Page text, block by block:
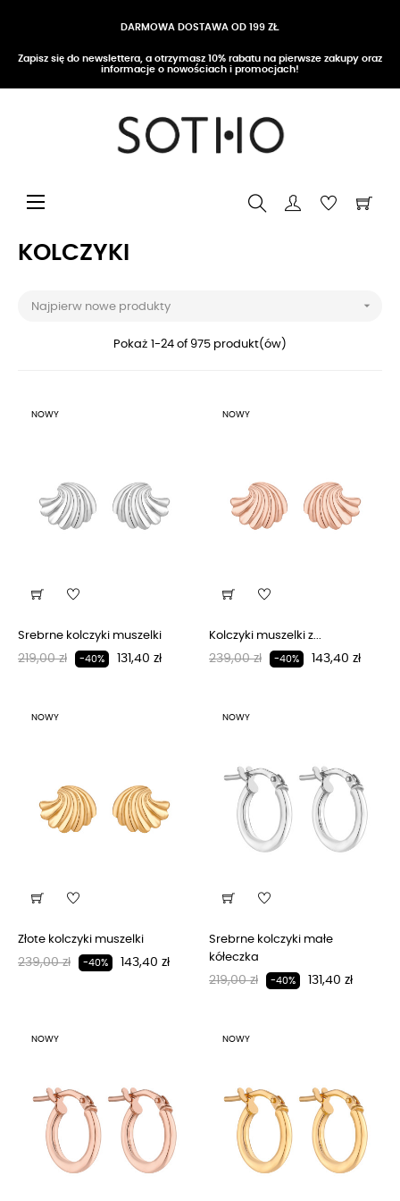
DARMOWA DOSTAWA OD 199 ZŁ
Zapisz się do newslettera, a otrzymasz 10% rabatu na pierwsze zakupy oraz
informacje o nowościach i promocjach!
Przełącz nawigację
☰
KOLCZYKI
Najpierw nowe produkty 
Pokaż 1-24 of 975 produkt(ów)
NOWY
Srebrne kolczyki muszelki
Regularna cena
219,00 zł -40% Cena
131,40 zł
NOWY
Kolczyki muszelki z...
Regularna cena
239,00 zł -40% Cena
143,40 zł
NOWY
Złote kolczyki muszelki
Regularna cena
239,00 zł -40% Cena
143,40 zł
NOWY
Srebrne kolczyki małe
kółeczka
Regularna cena
219,00 zł -40% Cena
131,40 zł
NOWY NOWY